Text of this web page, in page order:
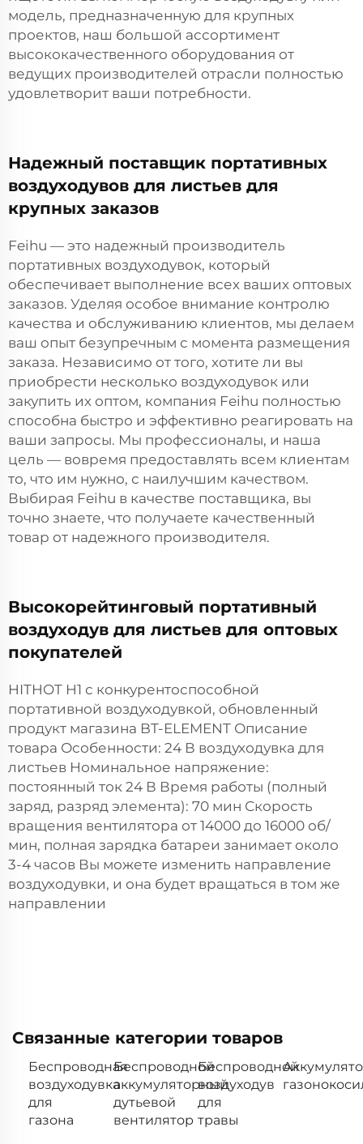
модель, предназначенную для крупных
проектов, наш большой ассортимент
высококачественного оборудования от
ведущих производителей отрасли полностью
удовлетворит ваши потребности.
Надежный поставщик портативных
воздуходувов для листьев для
крупных заказов
Feihu — это надежный производитель
портативных воздуходувок, который
обеспечивает выполнение всех ваших оптовых
заказов. Уделяя особое внимание контролю
качества и обслуживанию клиентов, мы делаем
ваш опыт безупречным с момента размещения
заказа. Независимо от того, хотите ли вы
приобрести несколько воздуходувок или
закупить их оптом, компания Feihu полностью
способна быстро и эффективно реагировать на
ваши запросы. Мы профессионалы, и наша
цель — вовремя предоставлять всем клиентам
то, что им нужно, с наилучшим качеством.
Выбирая Feihu в качестве поставщика, вы
точно знаете, что получаете качественный
товар от надежного производителя.
Высокорейтинговый портативный
воздуходув для листьев для оптовых
покупателей
HITHOT H1 с конкурентоспособной
портативной воздуходувкой, обновленный
продукт магазина BT-ELEMENT Описание
товара Особенности: 24 В воздуходувка для
листьев Номинальное напряжение:
постоянный ток 24 В Время работы (полный
заряд, разряд элемента): 70 мин Скорость
вращения вентилятора от 14000 до 16000 об/
мин, полная зарядка батареи занимает около
3-4 часов Вы можете изменить направление
воздуходувки, и она будет вращаться в том же
направлении
Связанные категории товаров
Беспроводная
воздуходувка
для
газона
Беспроводной
аккумуляторный
дутьевой
вентилятор
Беспроводной
воздуходув
для
травы